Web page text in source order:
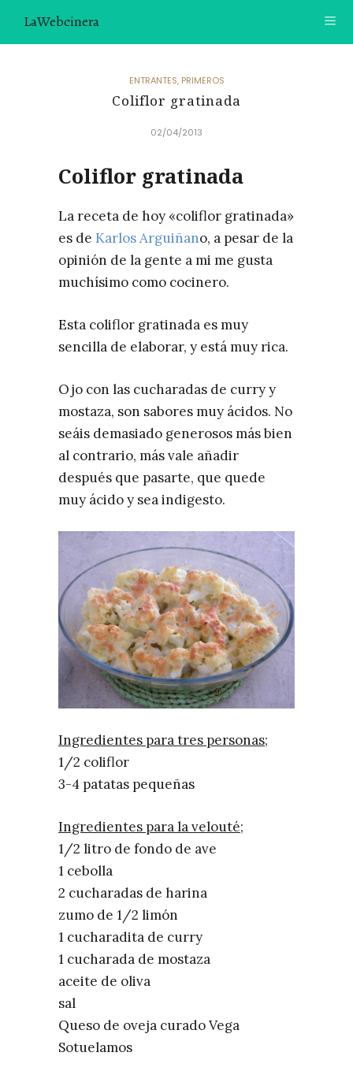
LaWebcinera
SOBRE MÍ
¿TE GUSTARÍA UNIRTE A NUESTRA AVENTURA GASTRON
ÓMICA?
ÚNETE A LA NEWSLETTER
RECOMENDACIONES
ENTRANTES, PRIMEROS
Coliflor gratinada
02/04/2013
Coliflor gratinada
La receta de hoy «coliflor gratinada»
es de Karlos Arguiñano, a pesar de la
opinión de la gente a mi me gusta
muchísimo como cocinero.
Esta coliflor gratinada es muy
sencilla de elaborar, y está muy rica.
Ojo con las cucharadas de curry y
mostaza, son sabores muy ácidos. No
seáis demasiado generosos más bien
al contrario, más vale añadir
después que pasarte, que quede
muy ácido y sea indigesto.
Ingredientes para tres personas;
1/2 coliflor
3-4 patatas pequeñas
Ingredientes para la velouté;
1/2 litro de fondo de ave
1 cebolla
2 cucharadas de harina
zumo de 1/2 limón
1 cucharadita de curry
1 cucharada de mostaza
aceite de oliva
sal
Queso de oveja curado Vega
Sotuelamos